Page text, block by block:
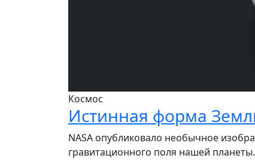
Космос
Истинная форма
NASA опубликовало необычное
гравитационного поля нашей